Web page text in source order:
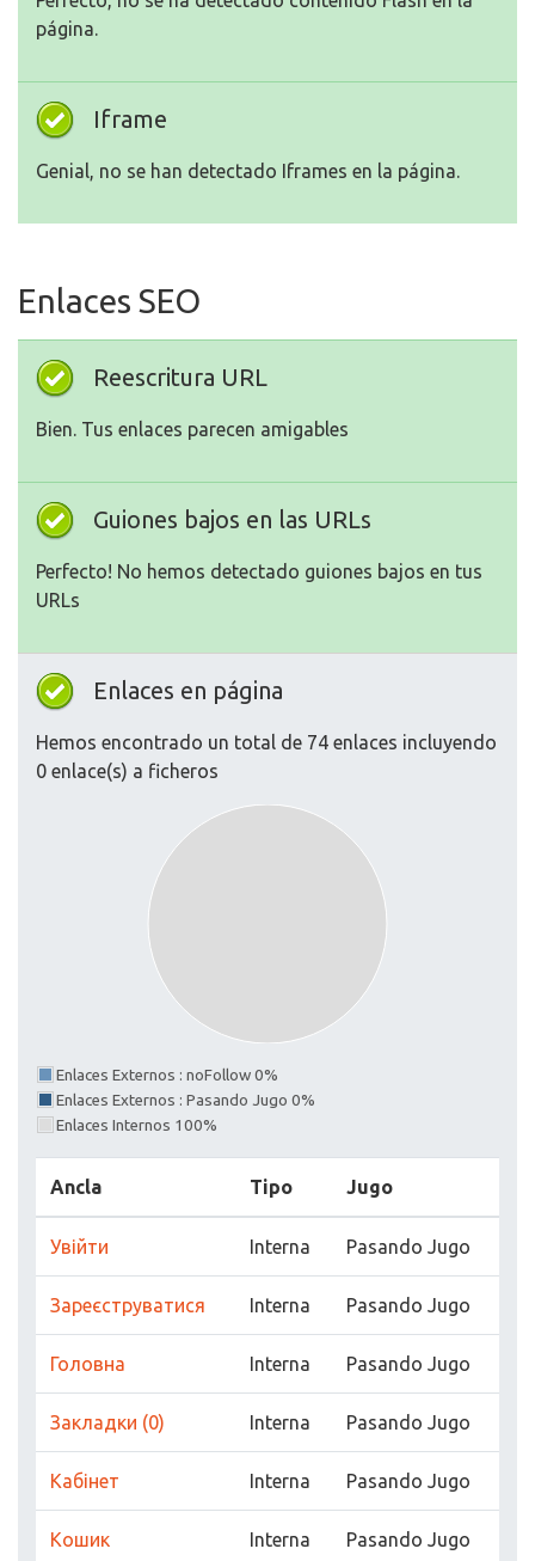
página.
Iframe
Genial, no se han detectado Iframes en la página.
Enlaces SEO
Reescritura URL
Bien. Tus enlaces parecen amigables
Guiones bajos en las URLs
Perfecto! No hemos detectado guiones bajos en tus
URLs
Enlaces en página
Hemos encontrado un total de 74 enlaces incluyendo
0 enlace(s) a ficheros
Enlaces Externos : noFollow 0%
Enlaces Externos : Pasando Jugo 0%
Enlaces Internos 100%
Ancla Tipo Jugo
Увійти Interna Pasando Jugo
Зареєструватися Interna Pasando Jugo
Головна Interna Pasando Jugo
Закладки (0) Interna Pasando Jugo
Кабінет Interna Pasando Jugo
Кошик Interna Pasando Jugo